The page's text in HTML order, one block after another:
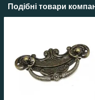
Подібні товари